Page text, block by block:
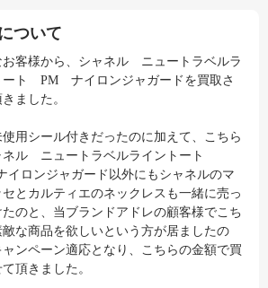
ついて
お客様から、シャネル ニュートラベルラ
ート PM ナイロンジャガードを買取さ
ました。
使用シール付きだったのに加えて、こちら
ネル ニュートラベルライントート
ロンジャガード以外にもシャネルのマ
セとカルティエのネックレスも一緒に売っ
たのと、当ブランドアドレの顧客様でこち
敵な商品を欲しいという方が居ましたの
ャンペーン適応となり、こちらの金額で買
頂きました。